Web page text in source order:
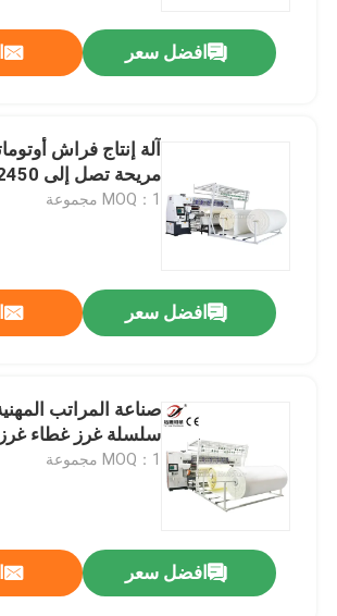
افضل سعر
آلة إنتاج فراش
مريحة تصل إلى 2450 مم
MOQ：1 مجموعة
افضل سعر
صناعة المراتب
سلسلة غرز غطاء
MOQ：1 مجموعة
افضل سعر